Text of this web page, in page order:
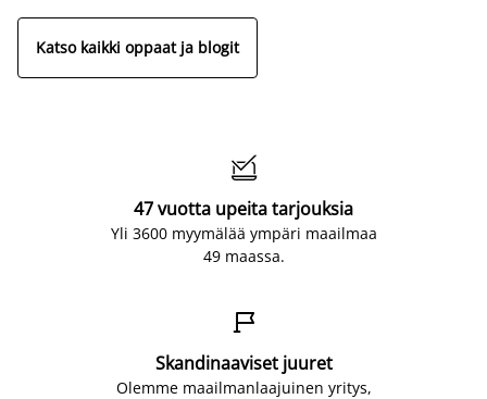
Katso kaikki oppaat ja blogit

47 vuotta upeita tarjouksia
Yli 3600 myymälää ympäri maailmaa
49 maassa.

Skandinaaviset juuret
Olemme maailmanlaajuinen yritys,